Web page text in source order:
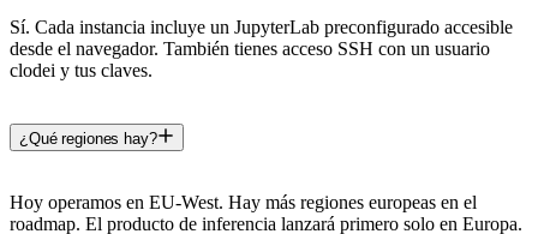
Sí. Cada instancia incluye un JupyterLab preconfigurado accesible
desde el navegador. También tienes acceso SSH con un usuario
clodei y tus claves.
¿Qué regiones hay?
Hoy operamos en EU-West. Hay más regiones europeas en el
roadmap. El producto de inferencia lanzará primero solo en Europa.